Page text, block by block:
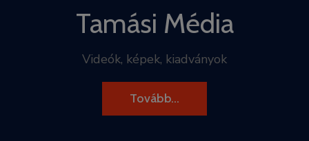
Tamási Média
Videók, képek, kiadványok
Tovább...